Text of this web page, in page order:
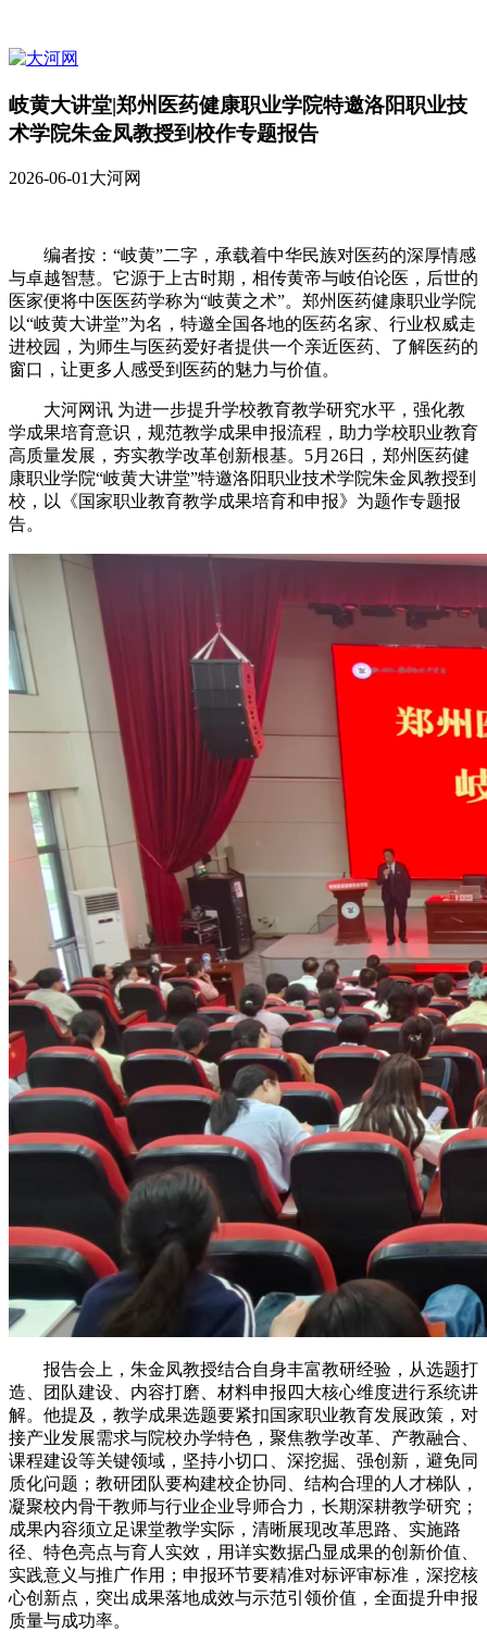
岐黄大讲堂|郑州医药健康职业学院特邀洛阳职业技
术学院朱金凤教授到校作专题报告
2026-06-01大河网
编者按：“岐黄”二字，承载着中华民族对医药的深厚情感
与卓越智慧。它源于上古时期，相传黄帝与岐伯论医，后世的
医家便将中医医药学称为“岐黄之术”。郑州医药健康职业学院
以“岐黄大讲堂”为名，特邀全国各地的医药名家、行业权威走
进校园，为师生与医药爱好者提供一个亲近医药、了解医药的
窗口，让更多人感受到医药的魅力与价值。
大河网讯 为进一步提升学校教育教学研究水平，强化教
学成果培育意识，规范教学成果申报流程，助力学校职业教育
高质量发展，夯实教学改革创新根基。5月26日，郑州医药健
康职业学院“岐黄大讲堂”特邀洛阳职业技术学院朱金凤教授到
校，以《国家职业教育教学成果培育和申报》为题作专题报
告。
报告会上，朱金凤教授结合自身丰富教研经验，从选题打
造、团队建设、内容打磨、材料申报四大核心维度进行系统讲
解。他提及，教学成果选题要紧扣国家职业教育发展政策，对
接产业发展需求与院校办学特色，聚焦教学改革、产教融合、
课程建设等关键领域，坚持小切口、深挖掘、强创新，避免同
质化问题；教研团队要构建校企协同、结构合理的人才梯队，
凝聚校内骨干教师与行业企业导师合力，长期深耕教学研究；
成果内容须立足课堂教学实际，清晰展现改革思路、实施路
径、特色亮点与育人实效，用详实数据凸显成果的创新价值、
实践意义与推广作用；申报环节要精准对标评审标准，深挖核
心创新点，突出成果落地成效与示范引领价值，全面提升申报
质量与成功率。